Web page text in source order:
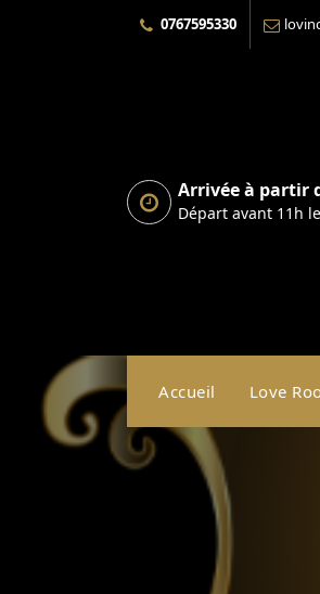
0767595330
Arrivée à partir
Départ avant 11h
Accueil Love